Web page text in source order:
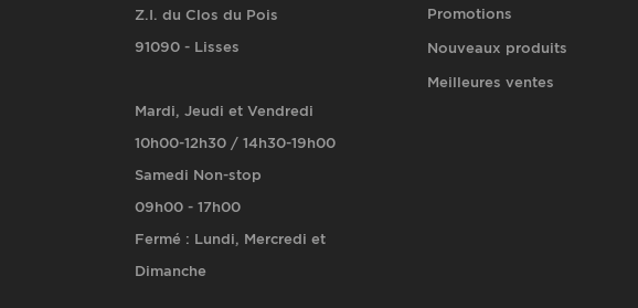
Z.I. du Clos du Pois
91090 - Lisses
Mardi, Jeudi et Vendredi
10h00-12h30 / 14h30-19h00
Samedi Non-stop
09h00 - 17h00
Fermé : Lundi, Mercredi et
Dimanche
Promotions
Nouveaux produits
Meilleures ventes